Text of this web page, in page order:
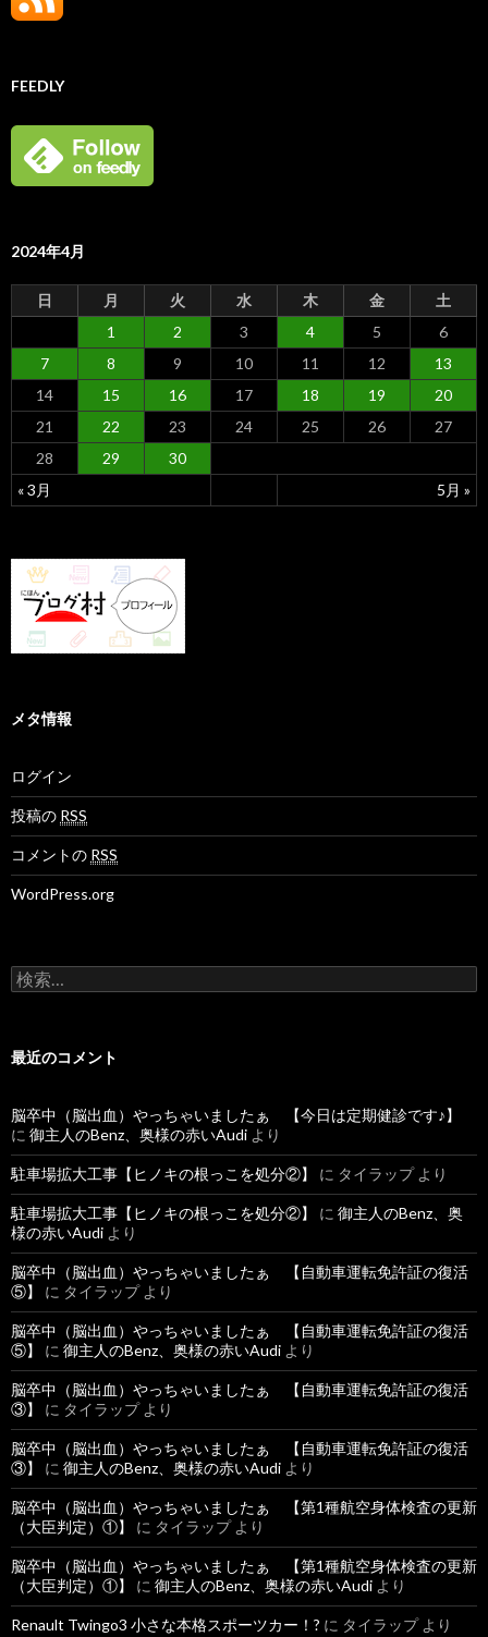
FEEDLY
2024年4月
日 月 火 水 木 金 土
« 3月 5月 »
1 2 3 4 5
6
7
8 9 10 11 12
13
14
15 16 17 18 19
20
21
22 23 24 25 26
27
28
29 30
メタ情報
ログイン
投稿の RSS
コメントの RSS
WordPress.org
検
索
最近のコメント
脳卒中（脳出血）やっちゃいましたぁ 【今日は定期健診です♪】
に 御主人のBenz、奥様の赤いAudi より
駐車場拡大工事【ヒノキの根っこを処分②】 に タイラップより
駐車場拡大工事【ヒノキの根っこを処分②】 に 御主人のBenz、奥
様の赤いAudi より
脳卒中（脳出血）やっちゃいましたぁ 【自動車運転免許証の復活
⑤】
に タイラップより
脳卒中（脳出血）やっちゃいましたぁ 【自動車運転免許証の復活
⑤】
に 御主人のBenz、奥様の赤いAudi より
脳卒中（脳出血）やっちゃいましたぁ 【自動車運転免許証の復活
③】
に タイラップより
脳卒中（脳出血）やっちゃいましたぁ 【自動車運転免許証の復活
③】
に 御主人のBenz、奥様の赤いAudi より
脳卒中（脳出血）やっちゃいましたぁ 【第1種航空身体検査の更新
（大臣判定）①】
に タイラップより
脳卒中（脳出血）やっちゃいましたぁ 【第1種航空身体検査の更新
（大臣判定）①】
に 御主人のBenz、奥様の赤いAudi より
Renault Twingo3 小さな本格スポーツカー！? に タイラップより